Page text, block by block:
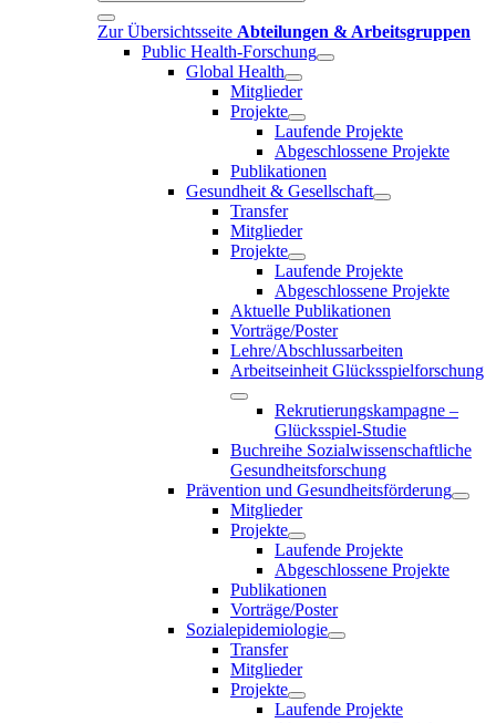
Zur Übersichtsseite Abteilungen & Arbeitsgruppen
Public Health-Forschung
Global Health
Mitglieder
Projekte
Laufende Projekte
Abgeschlossene Projekte
Publikationen
Gesundheit & Gesellschaft
Transfer
Mitglieder
Projekte
Laufende Projekte
Abgeschlossene Projekte
Aktuelle Publikationen
Vorträge/Poster
Lehre/Abschlussarbeiten
Arbeitseinheit Glücksspielforschung
Rekrutierungskampagne –
Glücksspiel-Studie
Buchreihe Sozialwissenschaftliche
Gesundheitsforschung
Prävention und Gesundheitsförderung
Mitglieder
Projekte
Laufende Projekte
Abgeschlossene Projekte
Publikationen
Vorträge/Poster
Sozialepidemiologie
Transfer
Mitglieder
Projekte
Laufende Projekte